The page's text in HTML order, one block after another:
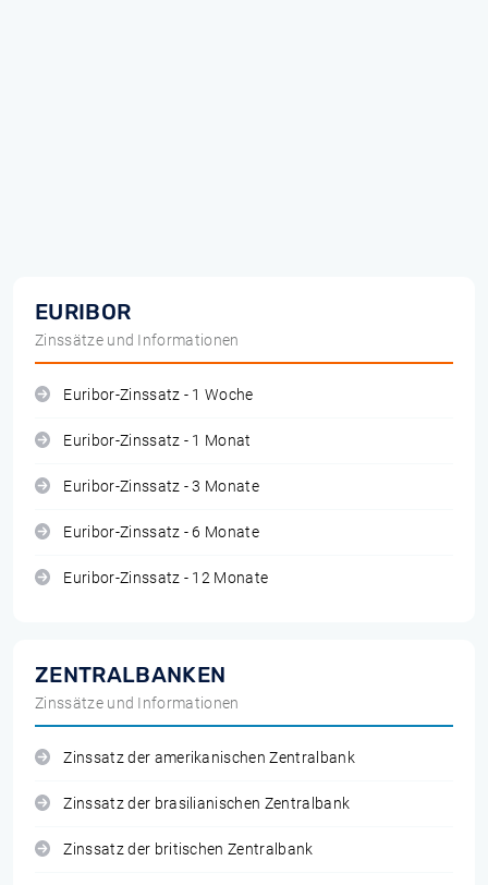
EURIBOR
Zinssätze und Informationen
Euribor-Zinssatz - 1 Woche
Euribor-Zinssatz - 1 Monat
Euribor-Zinssatz - 3 Monate
Euribor-Zinssatz - 6 Monate
Euribor-Zinssatz - 12 Monate
ZENTRALBANKEN
Zinssätze und Informationen
Zinssatz der amerikanischen Zentralbank
Zinssatz der brasilianischen Zentralbank
Zinssatz der britischen Zentralbank